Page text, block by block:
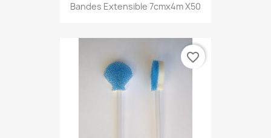
Bandes Extensible 7cmx4m X50
favorite_border